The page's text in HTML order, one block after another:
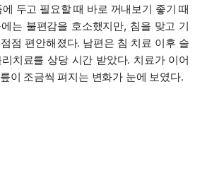
두고 필요할 때 바로 꺼내보기 좋기 때
는 불편감을 호소했지만, 침을 맞고 기
점 편안해졌다. 남편은 침 치료 이후 슬
치료를 상당 시간 받았다. 치료가 이어
이 조금씩 펴지는 변화가 눈에 보였다.